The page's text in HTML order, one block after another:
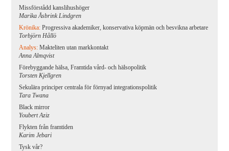
Missförstådd kanslihushöger
Marika Åsbrink Lindgren
Krönika:Progressiva akademiker, konservativa köpmän och besvikna arbetare
Torbjörn Hållö
Analys:Makteliten utan markkontakt
Anna Almqvist
Förebyggande hälsa, Framtida vård- och hälsopolitik
Torsten Kjellgren
Sekulära principer centrala för förnyad integrationspolitik
Tara Twana
Black mirror
Youbert Aziz
Flykten från framtiden
Karim Jebari
Tysk vår?